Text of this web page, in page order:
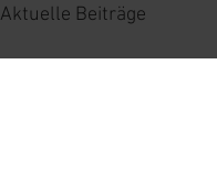
Aktuelle Beiträge